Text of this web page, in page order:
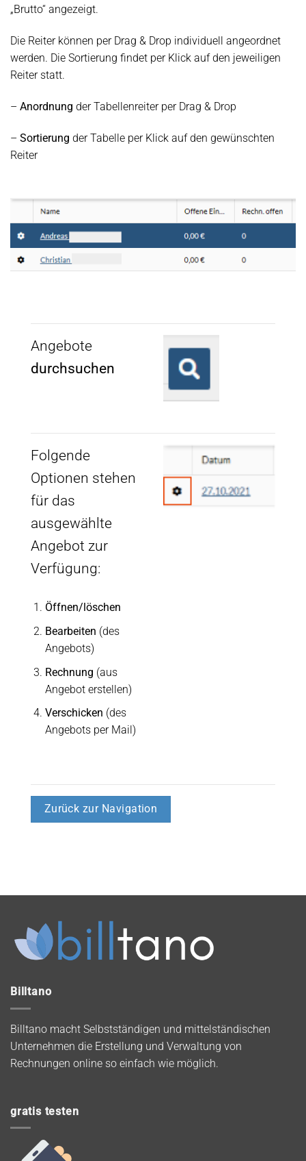
„Brutto“ angezeigt.
Die Reiter können per Drag & Drop individuell angeordnet
werden. Die Sortierung findet per Klick auf den jeweiligen
Reiter statt.
– Anordnung der Tabellenreiter per Drag & Drop
– Sortierung der Tabelle per Klick auf den gewünschten
Reiter
Angebote
durchsuchen
Folgende
Optionen stehen
für das
ausgewählte
Angebot zur
Verfügung:
Öffnen/löschen
Bearbeiten (des
Angebots)
Rechnung (aus
Angebot erstellen)
Verschicken (des
Angebots per Mail)
Zurück zur Navigation
Billtano
Billtano macht Selbstständigen und mittelständischen
Unternehmen die Erstellung und Verwaltung von
Rechnungen online so einfach wie möglich.
gratis testen